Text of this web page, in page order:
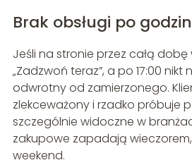
Brak obsługi po
Jeśli na stronie przez całą
„Zadzwoń teraz”, a po 17:00
odwrotny od zamierzonego.
zlekceważony i rzadko próbuje
szczególnie widoczne w
zakupowe zapadają
weekend.